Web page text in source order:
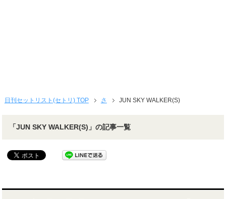
日刊セットリスト(セトリ) TOP さ JUN SKY WALKER(S)
「JUN SKY WALKER(S)」の記事一覧